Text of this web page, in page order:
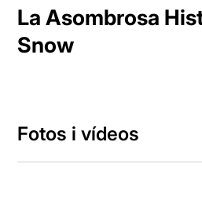
La Asombrosa
Snow
Fotos i vídeos